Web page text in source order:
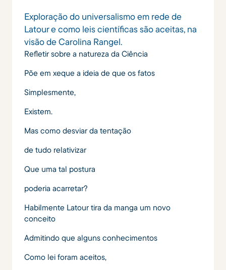
Exploração do universalismo em rede de
Latour e como leis científicas são aceitas, na
visão de Carolina Rangel.
Refletir sobre a natureza da Ciência
Põe em xeque a ideia de que os fatos
Simplesmente,
Existem.
Mas como desviar da tentação
de tudo relativizar
Que uma tal postura
poderia acarretar?
Habilmente Latour tira da manga um novo
conceito
Admitindo que alguns conhecimentos
Como lei foram aceitos,